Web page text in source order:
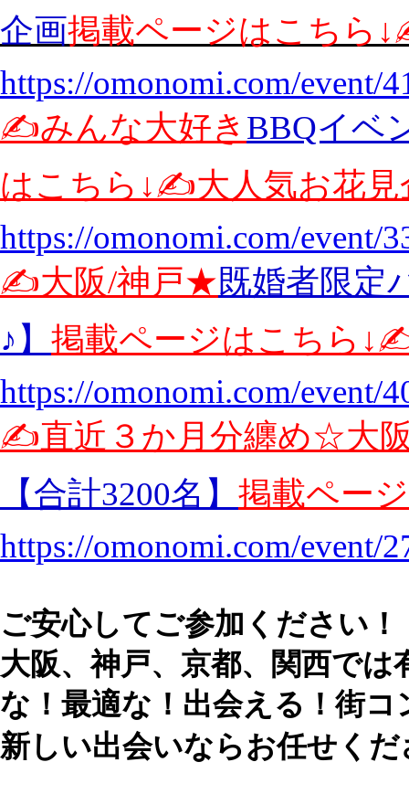
企画掲載ページはこちら
https://omonomi.com/event/
✍️みんな大好き BBQイベ
はこちら↓✍️大人気お花見
https://omonomi.com/event/
✍️大阪/神戸★既婚者限定
♪】 掲載ページはこちら
https://omonomi.com/event/
✍️直近３か月分纏め☆大
【合計3200名】 掲載ペー
https://omonomi.com/event/
ご安心してご参加ください！
大阪、神戸、京都、関西で
な！最適な！出会える！街
新しい出会いならお任せくだ